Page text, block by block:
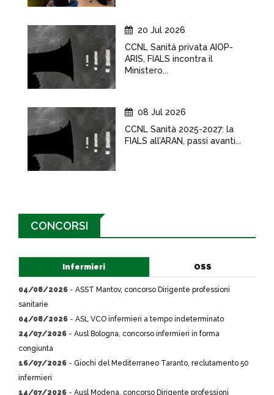
20 Jul 2026
CCNL Sanità privata AIOP-
ARIS, FIALS incontra il
Ministero...
08 Jul 2026
CCNL Sanità 2025-2027: la
FIALS all’ARAN, passi avanti...
CONCORSI
Infermieri OSS
04/08/2026 - ASST Mantov, concorso Dirigente professioni
sanitarie
04/08/2026 - ASL VCO infermieri a tempo indeterminato
24/07/2026 - Ausl Bologna, concorso infermieri in forma
congiunta
16/07/2026 - Giochi del Mediterraneo Taranto, reclutamento 50
infermieri
14/07/2026 - Ausl Modena, concorso Dirigente professioni